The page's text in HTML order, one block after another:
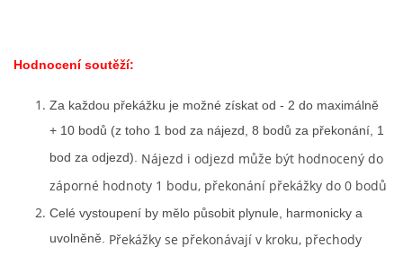
Hodnocení soutěží:
Za každou překážku je možné získat od - 2 do maximálně
+ 10 bodů (z toho 1 bod za nájezd, 8 bodů za překonání, 1
bod za odjezd). Nájezd i odjezd může být hodnocený do
záporné hodnoty 1 bodu, překonání překážky do 0 bodů
Celé vystoupení by mělo působit plynule, harmonicky a
uvolněně. Překážky se překonávají v kroku, přechody